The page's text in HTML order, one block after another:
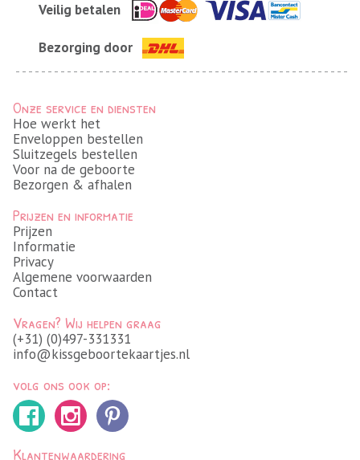
Veilig betalen
Bezorging door
Onze service en diensten
Hoe werkt het
Enveloppen bestellen
Sluitzegels bestellen
Voor na de geboorte
Bezorgen & afhalen
Prijzen en informatie
Prijzen
Informatie
Privacy
Algemene voorwaarden
Contact
Vragen? Wij helpen graag
(+31) (0)497-331331
info@kissgeboortekaartjes.nl
volg ons ook op:
Klantenwaardering